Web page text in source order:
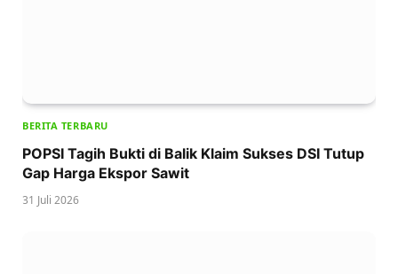
BERITA TERBARU
POPSI Tagih Bukti di Balik Klaim Sukses DSI Tutup
Gap Harga Ekspor Sawit
31 Juli 2026